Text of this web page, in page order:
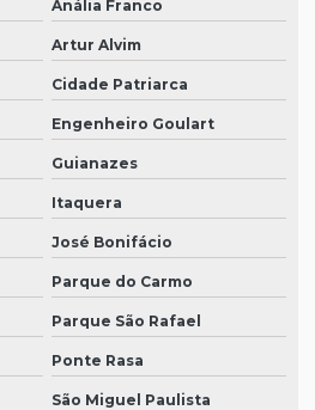
Anália Franco
Artur Alvim
Cidade Patriarca
Engenheiro Goulart
Guianazes
Itaquera
José Bonifácio
Parque do Carmo
Parque São Rafael
Ponte Rasa
São Miguel Paulista